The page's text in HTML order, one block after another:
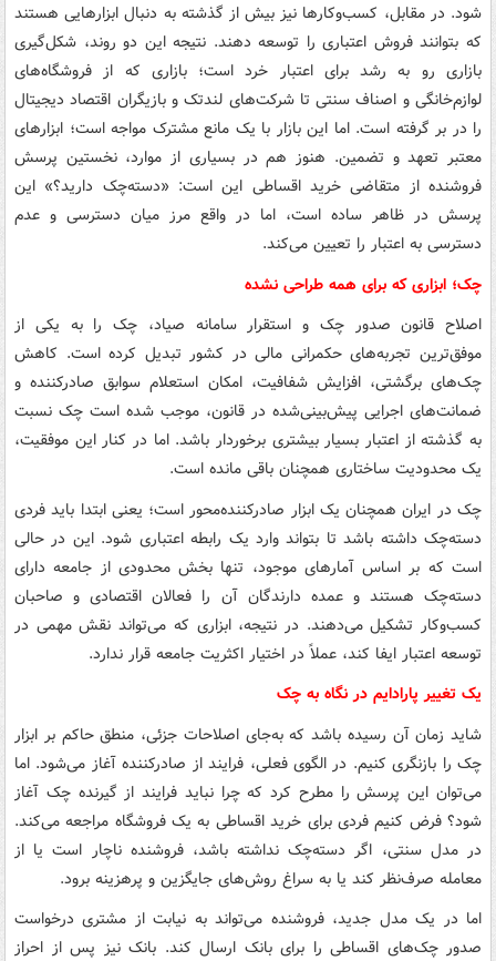
شود. در مقابل، کسب‌وکارها نیز بیش از گذشته به دنبال ابزارهایی هستند
که بتوانند فروش اعتباری را توسعه دهند. نتیجه این دو روند، شکل‌گیری
بازاری رو به رشد برای اعتبار خرد است؛ بازاری که از فروشگاه‌های
لوازم‌خانگی و اصناف سنتی تا شرکت‌های لندتک و بازیگران اقتصاد دیجیتال
را در بر گرفته است. اما این بازار با یک مانع مشترک مواجه است؛ ابزارهای
معتبر تعهد و تضمین. هنوز هم در بسیاری از موارد، نخستین پرسش
فروشنده از متقاضی خرید اقساطی این است: «دسته‌چک دارید؟» این
پرسش در ظاهر ساده است، اما در واقع مرز میان دسترسی و عدم
دسترسی به اعتبار را تعیین می‌کند.
چک؛ ابزاری که برای همه طراحی نشده
اصلاح قانون صدور چک و استقرار سامانه صیاد، چک را به یکی از
موفق‌ترین تجربه‌های حکمرانی مالی در کشور تبدیل کرده است. کاهش
چک‌های برگشتی، افزایش شفافیت، امکان استعلام سوابق صادرکننده و
ضمانت‌های اجرایی پیش‌بینی‌شده در قانون، موجب شده است چک نسبت
به گذشته از اعتبار بسیار بیشتری برخوردار باشد. اما در کنار این موفقیت،
یک محدودیت ساختاری همچنان باقی مانده است.
چک در ایران همچنان یک ابزار صادرکننده‌محور است؛ یعنی ابتدا باید فردی
دسته‌چک داشته باشد تا بتواند وارد یک رابطه اعتباری شود. این در حالی
است که بر اساس آمارهای موجود، تنها بخش محدودی از جامعه دارای
دسته‌چک هستند و عمده دارندگان آن را فعالان اقتصادی و صاحبان
کسب‌وکار تشکیل می‌دهند. در نتیجه، ابزاری که می‌تواند نقش مهمی در
توسعه اعتبار ایفا کند، عملاً در اختیار اکثریت جامعه قرار ندارد.
یک تغییر پارادایم در نگاه به چک
شاید زمان آن رسیده باشد که به‌جای اصلاحات جزئی، منطق حاکم بر ابزار
چک را بازنگری کنیم. در الگوی فعلی، فرایند از صادرکننده آغاز می‌شود. اما
می‌توان این پرسش را مطرح کرد که چرا نباید فرایند از گیرنده چک آغاز
شود؟ فرض کنیم فردی برای خرید اقساطی به یک فروشگاه مراجعه می‌کند.
در مدل سنتی، اگر دسته‌چک نداشته باشد، فروشنده ناچار است یا از
معامله صرف‌نظر کند یا به سراغ روش‌های جایگزین و پرهزینه برود.
اما در یک مدل جدید، فروشنده می‌تواند به نیابت از مشتری درخواست
صدور چک‌های اقساطی را برای بانک ارسال کند. بانک نیز پس از احراز